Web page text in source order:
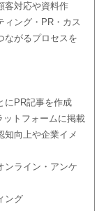
客対応や資料作
ィング・PR・カス
ながるプロセスを
にPR記事を作成
ットフォームに掲載
知向上や企業イメ
ンライン・アンケ
ング